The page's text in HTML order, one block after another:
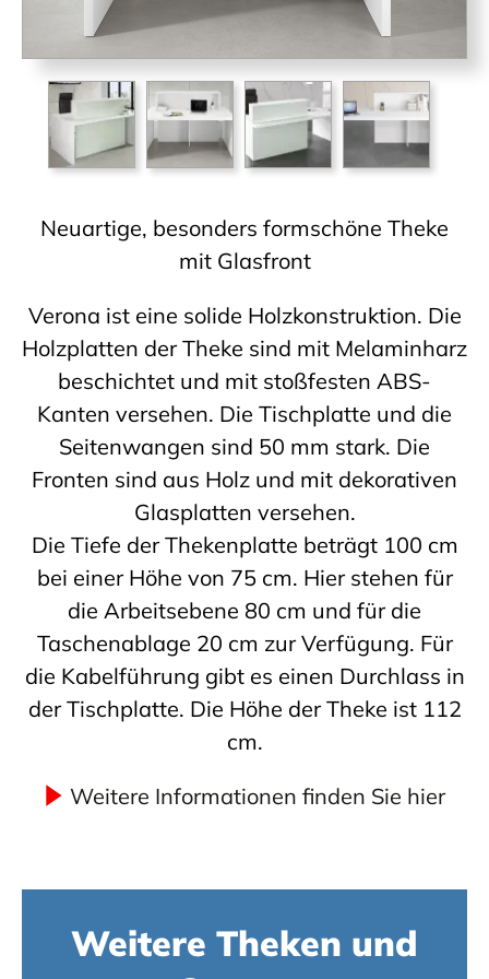
Neuartige, besonders formschöne Theke
mit Glasfront
Verona ist eine solide Holzkonstruktion. Die
Holzplatten der Theke sind mit Melaminharz
beschichtet und mit stoßfesten ABS-
Kanten versehen. Die Tischplatte und die
Seitenwangen sind 50 mm stark. Die
Fronten sind aus Holz und mit dekorativen
Glasplatten versehen.
Die Tiefe der Thekenplatte beträgt 100 cm
bei einer Höhe von 75 cm. Hier stehen für
die Arbeitsebene 80 cm und für die
Taschenablage 20 cm zur Verfügung. Für
die Kabelführung gibt es einen Durchlass in
der Tischplatte. Die Höhe der Theke ist 112
cm.
Weitere Informationen finden Sie hier
Weitere Theken und